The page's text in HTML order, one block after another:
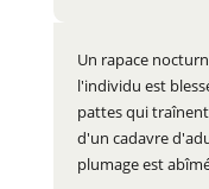
Un rapace
l'individu est
pattes qui
d'un cadavre
plumage est